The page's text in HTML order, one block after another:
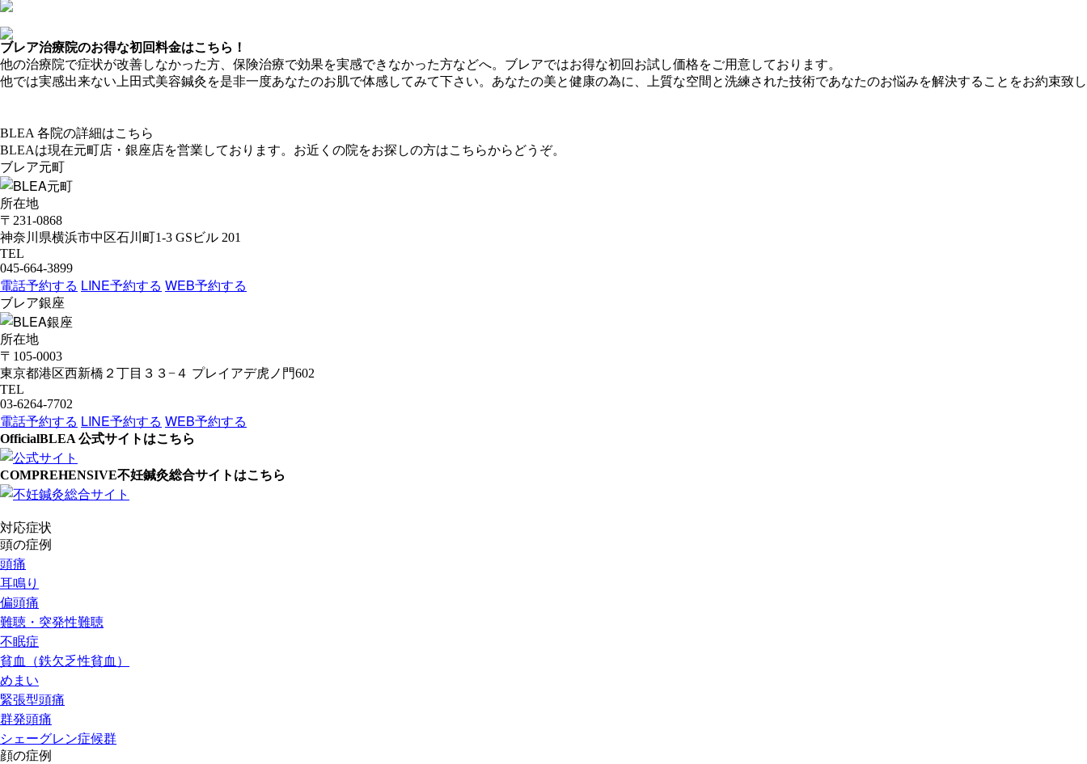
ブレア治療院のお得な初回料金はこちら！
他の治療院で症状が改善しなかった方、保険治療で効果を実感できなかった方などへ。ブレアではお得な初回お試し価格をご用意しております。
他では実感出来ない上田式美容鍼灸を是非一度あなたのお肌で体感してみて下さい。あなたの美と健康の為に、上質な空間と洗練された技術であなたのお悩みを解決することをお約束致
BLEA 各院の詳細はこちら
BLEAは現在元町店・銀座店を営業しております。お近くの院をお探しの方はこちらからどうぞ。
ブレア元町
所在地
〒231-0868
神奈川県横浜市中区石川町1-3 GSビル 201
TEL
045-664-3899
電話予約する LINE予約する WEB予約する
ブレア銀座
所在地
〒105-0003
東京都港区西新橋２丁目３３−４ プレイアデ虎ノ門602
TEL
03-6264-7702
電話予約する LINE予約する WEB予約する
OfficialBLEA 公式サイトはこちら
COMPREHENSIVE不妊鍼灸総合サイトはこちら
対応症状
頭の症例
頭痛
耳鳴り
偏頭痛
難聴・突発性難聴
不眠症
貧血（鉄欠乏性貧血）
めまい
緊張型頭痛
群発頭痛
シェーグレン症候群
顔の症例